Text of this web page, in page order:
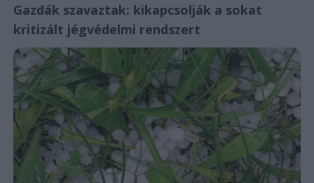
Gazdák szavaztak: kikapcsolják a sokat
kritizált jégvédelmi rendszert